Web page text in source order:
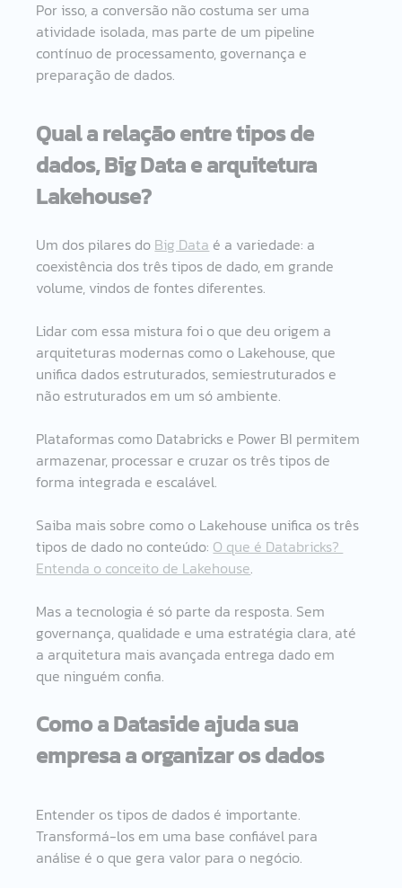
Por isso, a conversão não costuma ser uma
atividade isolada, mas parte de um pipeline
contínuo de processamento, governança e
preparação de dados.
Qual a relação entre tipos de
dados, Big Data e arquitetura
Lakehouse?
Um dos pilares do Big Data é a variedade: a
coexistência dos três tipos de dado, em grande
volume, vindos de fontes diferentes.
Lidar com essa mistura foi o que deu origem a
arquiteturas modernas como o Lakehouse, que
unifica dados estruturados, semiestruturados e
não estruturados em um só ambiente.
Plataformas como Databricks e Power BI permitem
armazenar, processar e cruzar os três tipos de
forma integrada e escalável.
Saiba mais sobre como o Lakehouse unifica os três
tipos de dado no conteúdo: O que é Databricks?
Entenda o conceito de Lakehouse.
Mas a tecnologia é só parte da resposta. Sem
governança, qualidade e uma estratégia clara, até
a arquitetura mais avançada entrega dado em
que ninguém confia.
Como a Dataside ajuda sua
empresa a organizar os dados
Entender os tipos de dados é importante.
Transformá-los em uma base confiável para
análise é o que gera valor para o negócio.